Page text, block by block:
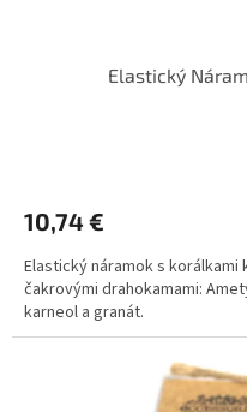
Elastický
10,74 €
Elastický náramok s korálkami
čakrovými drahokamami:
karneol a granát.